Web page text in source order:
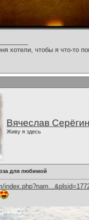
хотели, чтобы я что-то
Вячеслав Серёгин
Живу я здесь
для любимой